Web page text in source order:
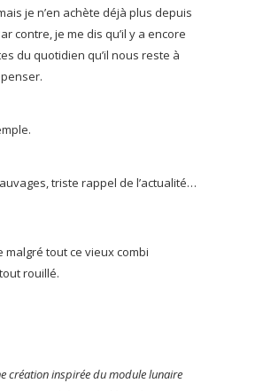
je n’en achète déjà plus depuis
contre, je me dis qu’il y a encore
du quotidien qu’il nous reste à
triste rappel de l’actualité…
malgré tout ce vieux combi
rouillé.
création inspirée du module lunaire